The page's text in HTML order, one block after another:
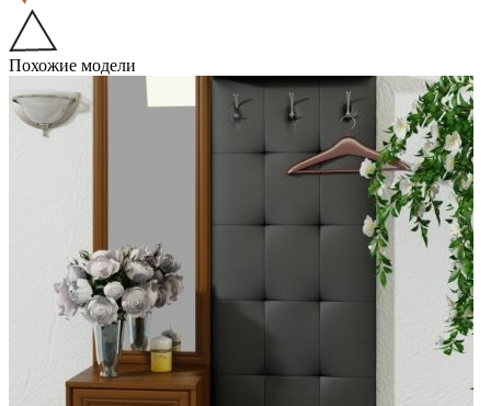
Похожие модели